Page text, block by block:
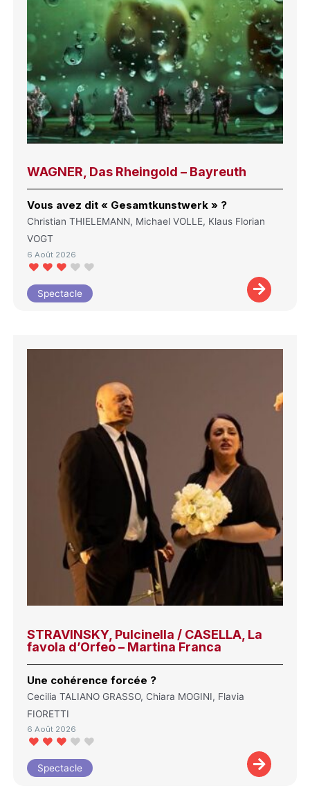
WAGNER, Das Rheingold – Bayreuth
Vous avez dit « Gesamtkunstwerk » ?
Christian THIELEMANN, Michael VOLLE, Klaus Florian
VOGT
6 Août 2026
Spectacle
STRAVINSKY, Pulcinella / CASELLA, La
favola d’Orfeo – Martina Franca
Une cohérence forcée ?
Cecilia TALIANO GRASSO, Chiara MOGINI, Flavia
FIORETTI
6 Août 2026
Spectacle